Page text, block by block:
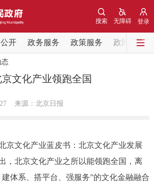
登录
无障碍
搜索
开 政务服务 政策服务 政民互动
机构职能 政策服务
态
文化产业领跑全国
来源：北京日报
文化产业蓝皮书：北京文化产业发展
，北京文化产业之所以能领跑全国，离
体系、搭平台、强服务”的文化金融融合